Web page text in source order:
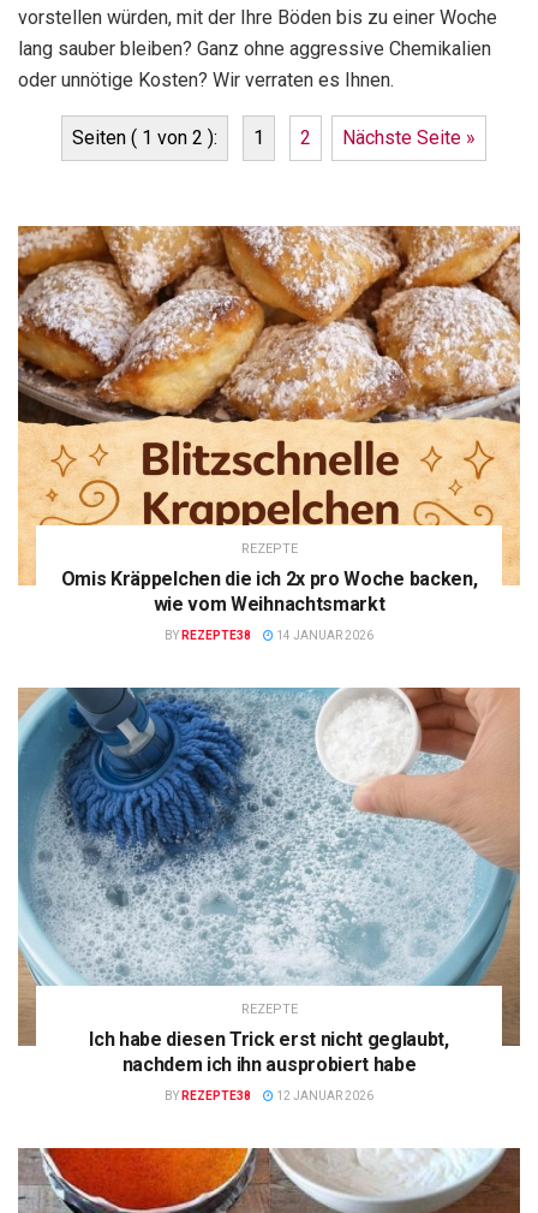
vorstellen würden, mit der Ihre Böden bis zu einer Woche
lang sauber bleiben? Ganz ohne aggressive Chemikalien
oder unnötige Kosten? Wir verraten es Ihnen.
Seiten ( 1 von 2 ): 1 2 Nächste Seite »
REZEPTE
Omis Kräppelchen die ich 2x pro Woche backen,
wie vom Weihnachtsmarkt
BY REZEPTE38 14 JANUAR 2026
REZEPTE
Ich habe diesen Trick erst nicht geglaubt,
nachdem ich ihn ausprobiert habe
BY REZEPTE38 12 JANUAR 2026